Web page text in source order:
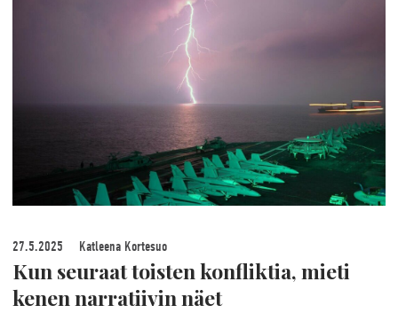
27.5.2025 Katleena Kortesuo
Kun seuraat toisten konfliktia, mieti
kenen narratiivin näet